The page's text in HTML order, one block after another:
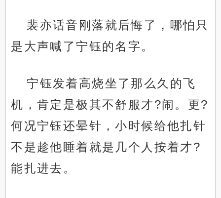
裴亦话音刚落就后悔了，哪怕只
是大声喊了宁钰的名字。
宁钰发着高烧坐了那么久的飞
机，肯定是极其不舒服才?闹。更?
何况宁钰还晕针，小时候给他扎针
不是趁他睡着就是几个人按着才?
能扎进去。